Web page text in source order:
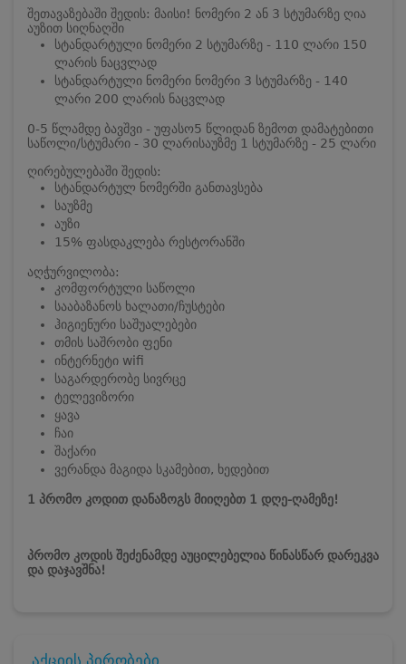
შეთავაზებაში შედის: მაისი! ნომერი 2 ან 3 სტუმარზე ღია
აუზით სიღნაღში
სტანდარტული ნომერი 2 სტუმარზე - 110 ლარი 150
ლარის ნაცვლად
სტანდარტული ნომერი ნომერი 3 სტუმარზე - 140
ლარი 200 ლარის ნაცვლად
0-5 წლამდე ბავშვი - უფასო5 წლიდან ზემოთ დამატებითი
საწოლი/სტუმარი - 30 ლარისაუზმე 1 სტუმარზე - 25 ლარი
ღირებულებაში შედის:
სტანდარტულ ნომერში განთავსება
საუზმე
აუზი
15% ფასდაკლება რესტორანში
აღჭურვილობა:
კომფორტული საწოლი
სააბაზანოს ხალათი/ჩუსტები
ჰიგიენური საშუალებები
თმის საშრობი ფენი
ინტერნეტი wifi
საგარდერობე სივრცე
ტელევიზორი
ყავა
ჩაი
შაქარი
ვერანდა მაგიდა სკამებით, ხედებით
1 პრომო კოდით დანაზოგს მიიღებთ 1 დღე-ღამეზე!
პრომო კოდის შეძენამდე აუცილებელია წინასწარ დარეკვა
და დაჯავშნა!
აქციის პირობები